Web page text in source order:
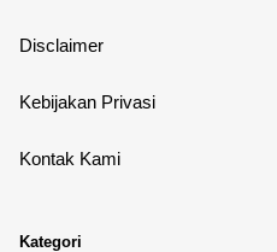
Disclaimer
Kebijakan Privasi
Kontak Kami
Kategori